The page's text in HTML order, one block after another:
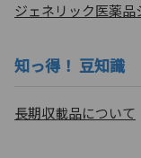
ジェネリック医薬
知っ得！ 豆知識
長期収載品について